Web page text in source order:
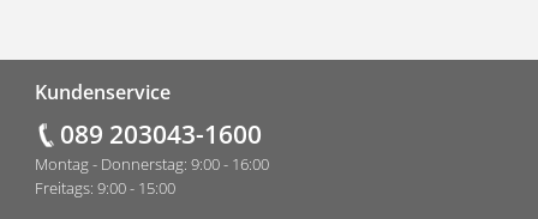
Kundenservice
089 203043-1600
Montag - Donnerstag: 9:00 - 16:00
Freitags: 9:00 - 15:00